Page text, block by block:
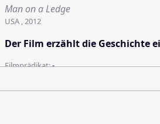
Man on a Ledge
USA , 2012
Der Film erzählt die Geschichte
Filmprädikat:-